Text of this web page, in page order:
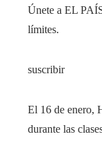
Únete a EL
límites.
suscribir
El 16 de enero,
durante las